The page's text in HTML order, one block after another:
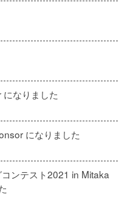
なりました
になりました
ンテスト2021 in Mitaka